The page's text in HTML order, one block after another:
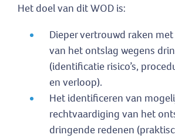
Het doel van dit WOD is:
Dieper vertrouwd raken
van het ontslag wegens
(identificatie risico’s,
en verloop).
Het identificeren van
rechtvaardiging van het
dringende redenen